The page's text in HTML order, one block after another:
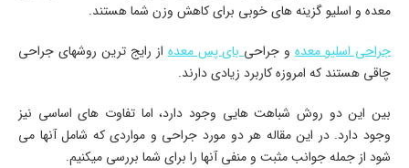
معده و اسلیو گزینه های خوبی برای کاهش وزن شما هستند.
جراحی اسلیو معدهو جراحیبای پس معدهاز رایج ترین روشهای جراحی
چاقی هستند که امروزه کاربرد زیادی دارند.
بین این دو روش شباهت هایی وجود دارد، اما تفاوت های اساسی نیز
وجود دارد. در این مقاله هر دو مورد جراحی و مواردی که شامل آنها می
شود از جمله جوانب مثبت و منفی آنها را برای شما بررسی میکنیم.